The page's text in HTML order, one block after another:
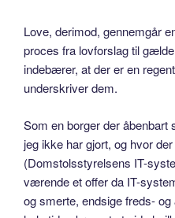
Love, derimod, gennemgår
proces fra lovforslag til
indebærer, at der er en
underskriver dem.
Som en borger der
jeg ikke har gjort, og hvor
(Domstolsstyrelsens IT-
værende et offer da IT-
og smerte, endsige freds-